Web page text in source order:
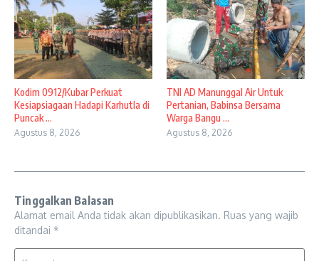
Kodim 0912/Kubar Perkuat
Kesiapsiagaan Hadapi Karhutla di
Puncak ...
Agustus 8, 2026
TNI AD Manunggal Air Untuk
Pertanian, Babinsa Bersama
Warga Bangu ...
Agustus 8, 2026
Tinggalkan Balasan
Alamat email Anda tidak akan dipublikasikan. Ruas yang wajib
ditandai *